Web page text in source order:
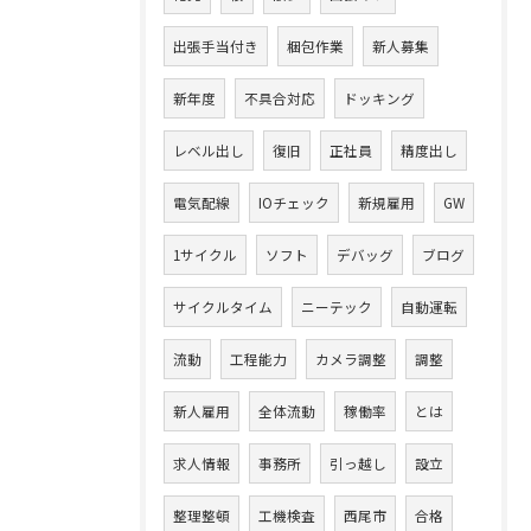
出張手当付き 梱包作業 新人募集
新年度 不具合対応 ドッキング
レベル出し 復旧 正社員 精度出し
電気配線 IOチェック 新規雇用 GW
1サイクル ソフト デバッグ ブログ
サイクルタイム ニーテック 自動運転
流動 工程能力 カメラ調整 調整
新人雇用 全体流動 稼働率 とは
求人情報 事務所 引っ越し 設立
整理整頓 工機検査 西尾市 合格